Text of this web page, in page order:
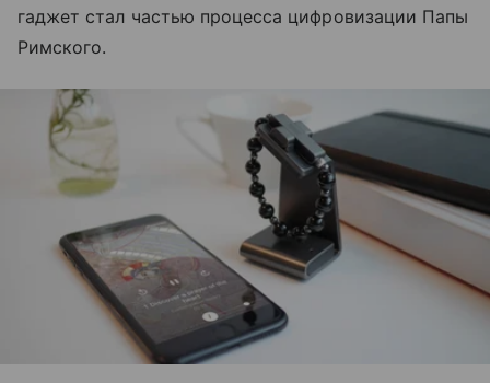
гаджет стал частью процесса цифровизации Папы
Римского.